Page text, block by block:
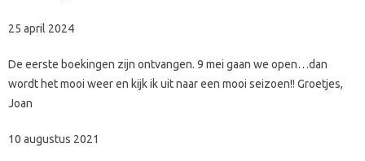
25 april 2024
De eerste boekingen zijn ontvangen. 9 mei gaan we open…dan
wordt het mooi weer en kijk ik uit naar een mooi seizoen!! Groetjes,
Joan
10 augustus 2021